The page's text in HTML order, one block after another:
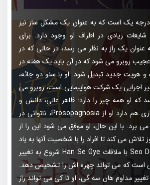
یک است که به عنوان یک مشکل ساز نیز
زیادی در اطراف او وجود دارد. برای
عنوان یک راز به نظر می رسد، در حالی که در
عجیب روبرو می شود که در آن باید یک هفته در
و هویت جدید تبدیل شود. او با سئو دو جائه،
اجرایی یک شرکت هواپیمایی است، روبرو می
که او همه چیز را دارد: ظاهر عالی، دانش و
شغل خوب. اما او رازی هم دارد او از Prosopagnosia، ناتوانی در
با این حال، او موفق می شود این را از
تلاش می کند تا افراد را با شخصیت آنها به یاد
آورد. زندگی Seo Do Jae با ملاقات Han Se Gye شروع به تغییر
است که می تواند چهره اش را تشخیص دهد.
تغییر مداوم هان سه گی، او تا کی می تواند راز